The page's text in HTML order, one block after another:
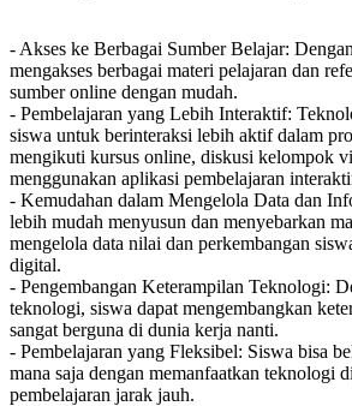
- Akses ke Berbagai Sumber Belajar:
mengakses berbagai materi pelajaran dan
sumber online dengan mudah.
- Pembelajaran yang Lebih Interaktif:
siswa untuk berinteraksi lebih aktif dalam
mengikuti kursus online, diskusi kelompok
menggunakan aplikasi pembelajaran
- Kemudahan dalam Mengelola Data dan
lebih mudah menyusun dan menyebarkan
mengelola data nilai dan perkembangan
digital.
- Pengembangan Keterampilan Teknologi:
teknologi, siswa dapat mengembangkan
sangat berguna di dunia kerja nanti.
- Pembelajaran yang Fleksibel: Siswa bisa
mana saja dengan memanfaatkan teknologi
pembelajaran jarak jauh.